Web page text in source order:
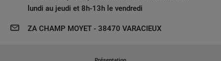
lundi au jeudi et 8h-13h le vendredi
ZA CHAMP MOYET - 38470 VARACIEUX